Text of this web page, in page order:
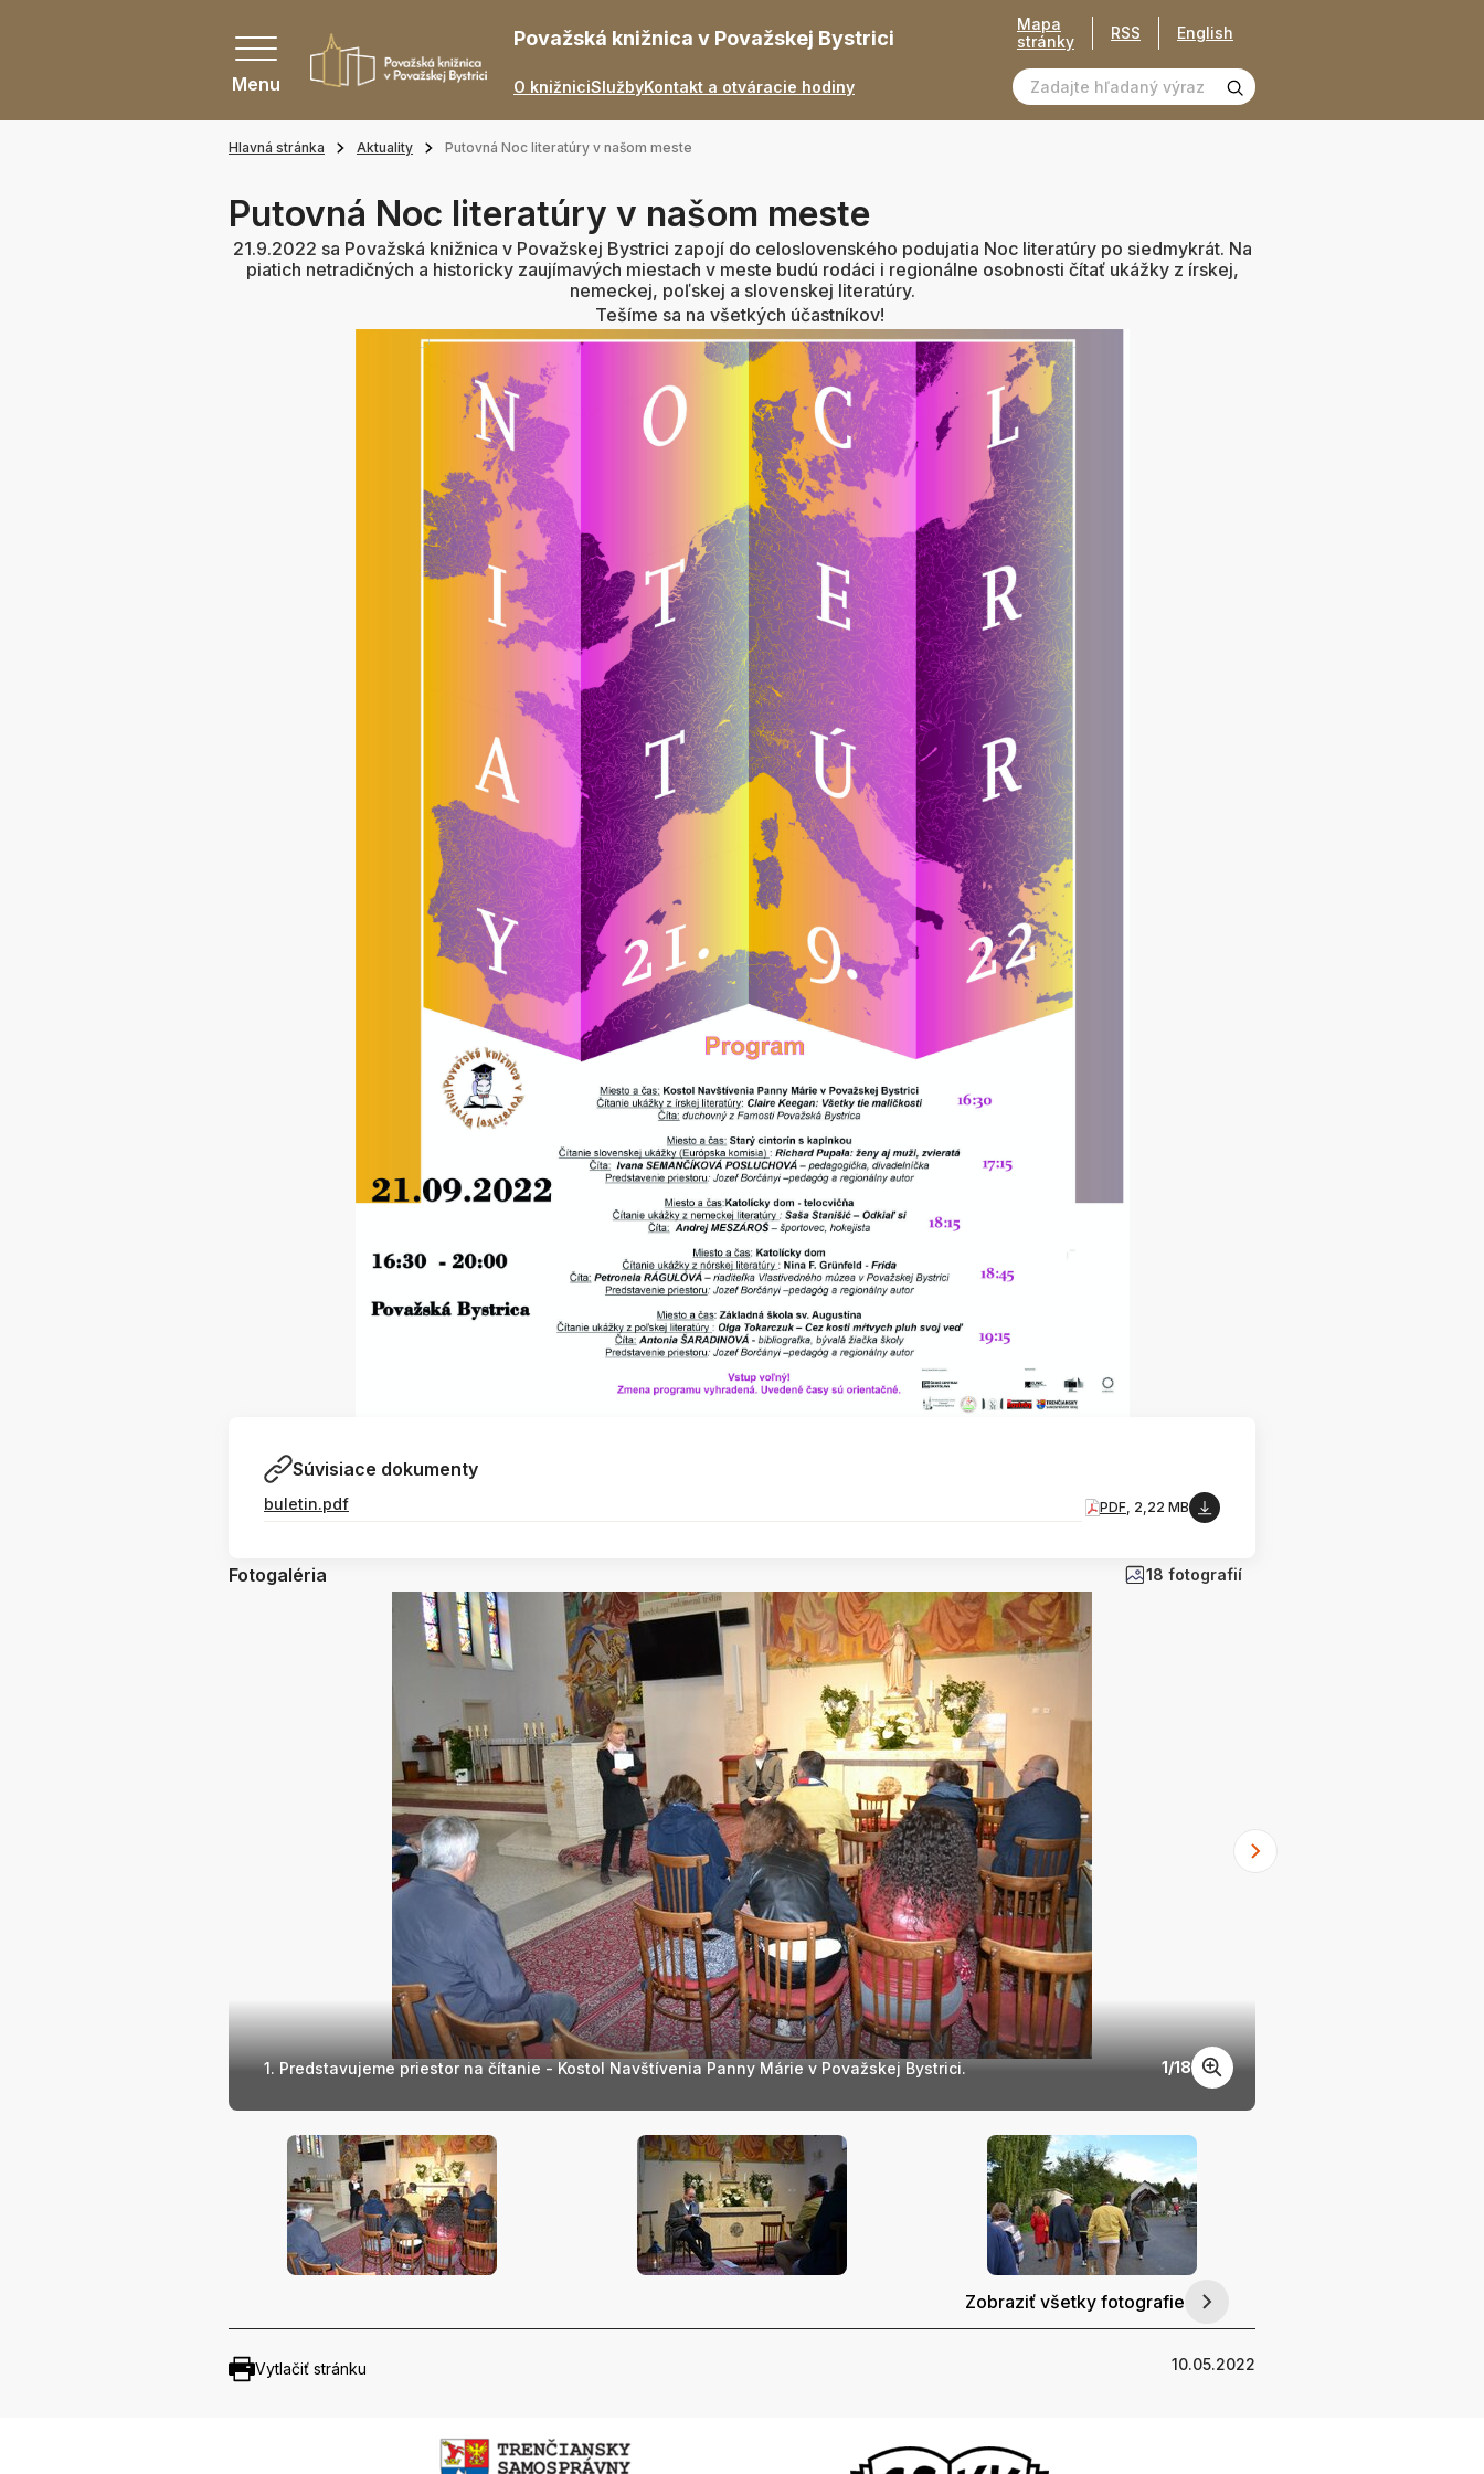
Menu
Považská knižnica v Považskej Bystrici
O knižniciSlužbyKontakt a otváracie hodiny
Mapa
stránky
RSS English
Hlavná stránka Aktuality Putovná Noc literatúry v našom meste
Putovná Noc literatúry v našom meste
21.9.2022 sa Považská knižnica v Považskej Bystrici zapojí do celoslovenského podujatia Noc literatúry po siedmykrát. Na
piatich netradičných a historicky zaujímavých miestach v meste budú rodáci i regionálne osobnosti čítať ukážky z írskej,
nemeckej, poľskej a slovenskej literatúry.
Tešíme sa na všetkých účastníkov!
Súvisiace dokumenty
buletin.pdf PDF, 2,22 MB
Fotogaléria 18 fotografií
1. Predstavujeme priestor na čítanie - Kostol Navštívenia Panny Márie v Považskej Bystrici.
1/18
Zobraziť všetky fotografie
Vytlačiť stránku 10.05.2022